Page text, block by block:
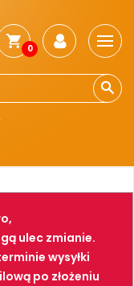
0
PNEUMATYKA
ulec zmianie.
wysyłki
po złożeniu